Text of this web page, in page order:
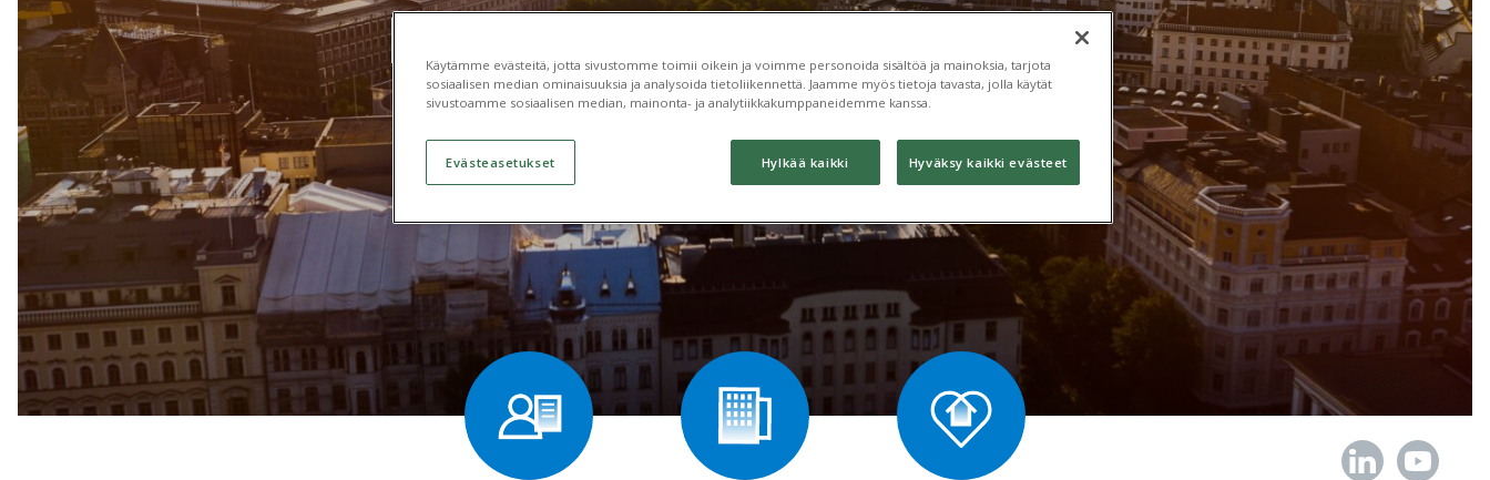
Haluatko kumppaniksi?
Ota yhteyttä
Käytämme evästeitä, jotta sivustomme toimii oikein ja voimme personoida sisältöä ja mainoksia, tarjota
sosiaalisen median ominaisuuksia ja analysoida tietoliikennettä. Jaamme myös tietoja tavasta, jolla käytät
sivustoamme sosiaalisen median, mainonta- ja analytiikkakumppaneidemme kanssa.
Evästeasetukset Hylkää kaikki Hyväksy kaikki evästeet